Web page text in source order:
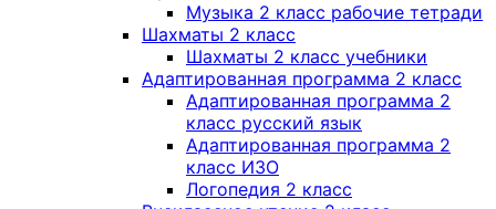
Музыка 2 класс рабочие тетради
Шахматы 2 класс
Шахматы 2 класс учебники
Адаптированная программа 2 класс
Адаптированная программа 2
класс русский язык
Адаптированная программа 2
класс ИЗО
Логопедия 2 класс